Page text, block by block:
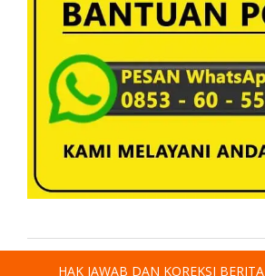
HAK JAWAB DAN KOREKSI BERITA